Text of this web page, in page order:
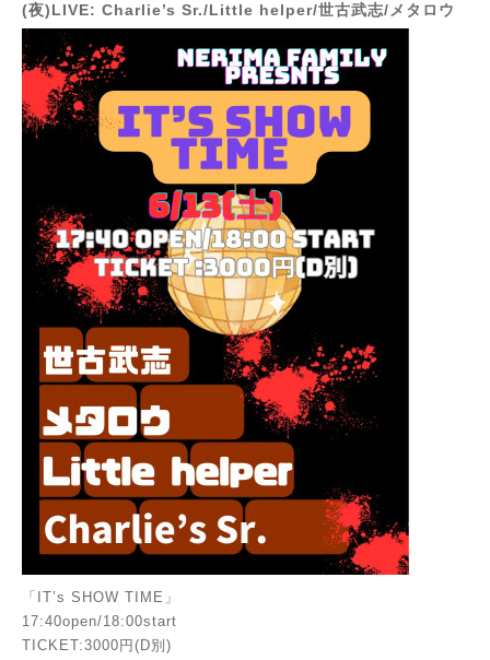
(夜)LIVE: Charlie’s Sr./Little helper/世古武志/メタロウ
「IT’s SHOW TIME」
17:40open/18:00start
TICKET:3000円(D別)